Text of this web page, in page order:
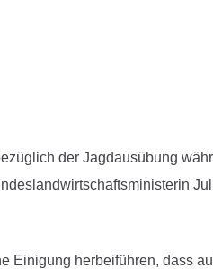
der Jagdausübung
Einigung herbeiführen, dass